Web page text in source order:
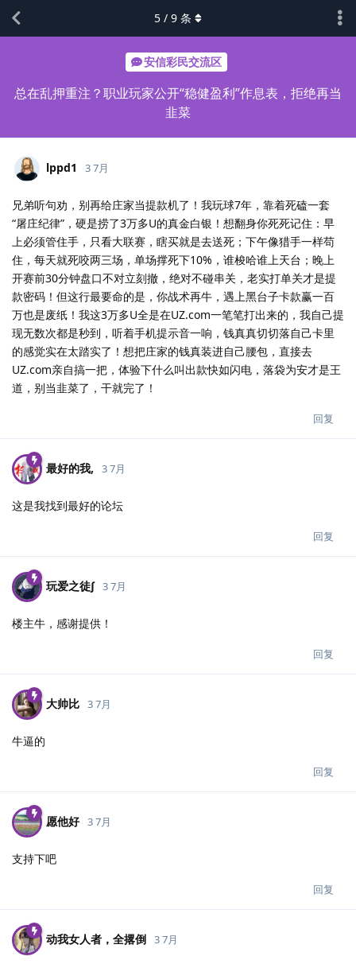
安信彩民交流区
总在乱押重注？职业玩家公开“稳健盈利”作息表，拒绝再当
韭菜
5 / 9 条
lppd1 3 7月
兄弟听句劝，别再给庄家当提款机了！我玩球7年，靠着死磕一套
“屠庄纪律”，硬是捞了3万多U的真金白银！想翻身你死死记住：早
上必须管住手，只看大联赛，瞎买就是去送死；下午像猎手一样苟
住，每天就死咬两三场，单场撑死下10%，谁梭哈谁上天台；晚上
开赛前30分钟盘口不对立刻撤，绝对不碰串关，老实打单关才是提
款密码！但这行最要命的是，你战术再牛，遇上黑台子卡款赢一百
万也是废纸！我这3万多U全是在UZ.com一笔笔打出来的，我自己提
现无数次都是秒到，听着手机提示音一响，钱真真切切落自己卡里
的感觉实在太踏实了！想把庄家的钱真装进自己腰包，直接去
UZ.com亲自搞一把，体验下什么叫出款快如闪电，落袋为安才是王
道，别当韭菜了，干就完了！
回复
最好的我, 3 7月
这是我找到最好的论坛
回复
玩爱之徒∫ 3 7月
楼主牛，感谢提供！
回复
大帅比 3 7月
牛逼的
回复
愿他好 3 7月
支持下吧
回复
动我女人者，全撂倒 3 7月